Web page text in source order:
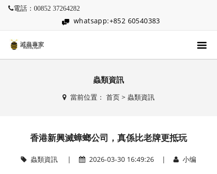
電話：00852 37264282
whatsapp:+852 60540383
蟲類資訊
當前位置： 首页> 蟲類資訊
香港新興滅蟑螂公司，真係比老牌更抵玩
蟲類資訊| 2026-03-30 16:49:26 | 小编